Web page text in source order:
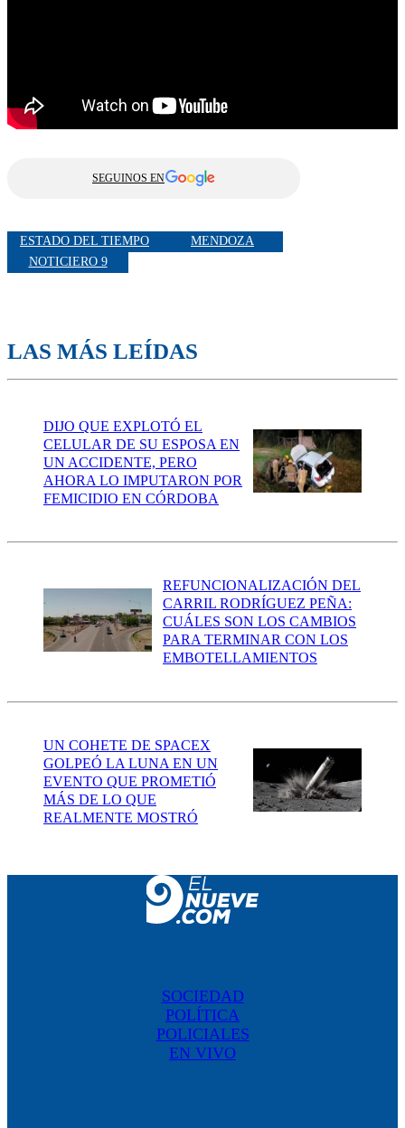
SEGUINOS EN
ESTADO DEL TIEMPO
MENDOZA
NOTICIERO 9
LAS MÁS LEÍDAS
DIJO QUE EXPLOTÓ EL
CELULAR DE SU ESPOSA EN
UN ACCIDENTE, PERO
AHORA LO IMPUTARON POR
FEMICIDIO EN CÓRDOBA
REFUNCIONALIZACIÓN DEL
CARRIL RODRÍGUEZ PEÑA:
CUÁLES SON LOS CAMBIOS
PARA TERMINAR CON LOS
EMBOTELLAMIENTOS
UN COHETE DE SPACEX
GOLPEÓ LA LUNA EN UN
EVENTO QUE PROMETIÓ
MÁS DE LO QUE
REALMENTE MOSTRÓ
SOCIEDAD
POLÍTICA
POLICIALES
EN VIVO